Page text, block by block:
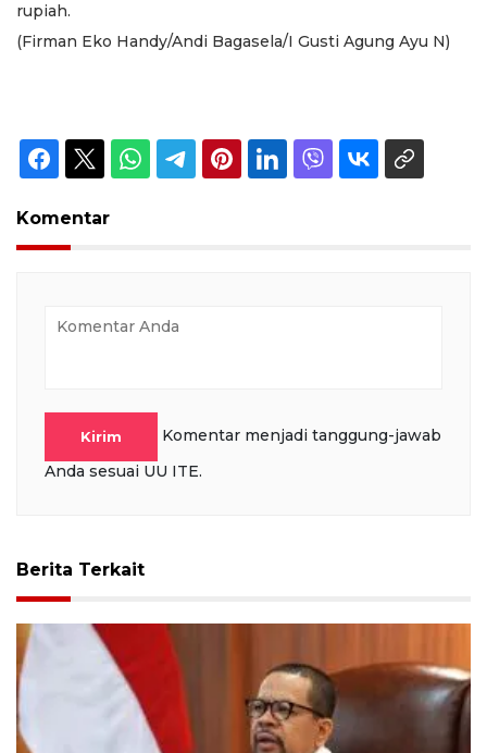
rupiah.
(Firman Eko Handy/Andi Bagasela/I Gusti Agung Ayu N)
Komentar
Kirim
Komentar menjadi tanggung-jawab
Anda sesuai UU ITE.
Berita Terkait